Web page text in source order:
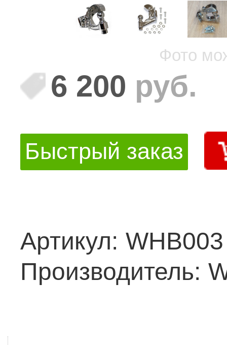
6 200 руб.
Быстрый заказ
Артикул: WHB003
Производитель:
Фото